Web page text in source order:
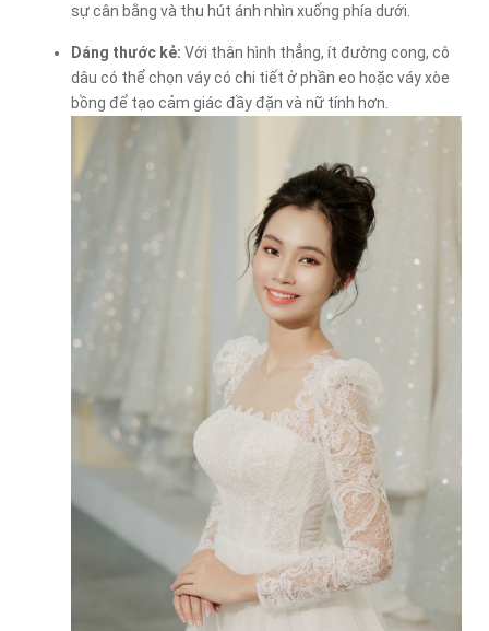
sự cân bằng và thu hút ánh nhìn xuống phía dưới.
Dáng thước kẻ: Với thân hình thẳng, ít đường cong, cô
dâu có thể chọn váy có chi tiết ở phần eo hoặc váy xòe
bồng để tạo cảm giác đầy đặn và nữ tính hơn.